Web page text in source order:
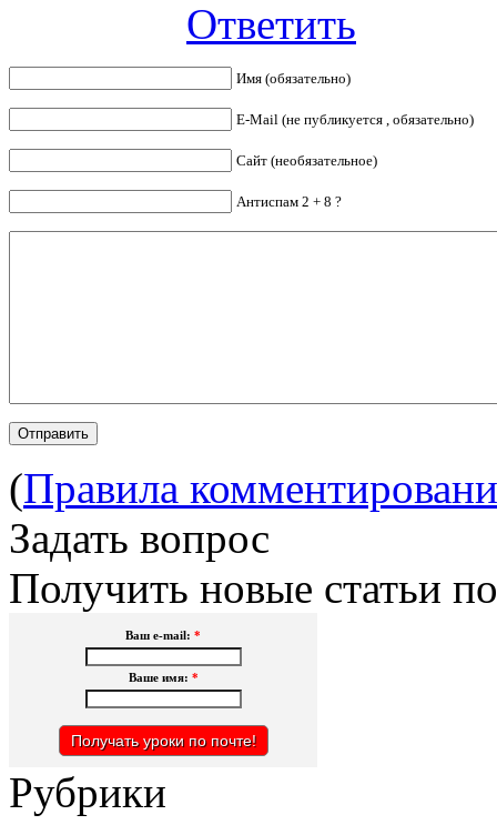
Ответить
Имя (обязательно)
E-Mail (не публикуется , обязательно)
Сайт (необязательное)
Антиспам 2 + 8 ?
(Правила
Задать вопрос
Получить новые статьи
Ваш e-mail: *
Ваше имя: *
Рубрики